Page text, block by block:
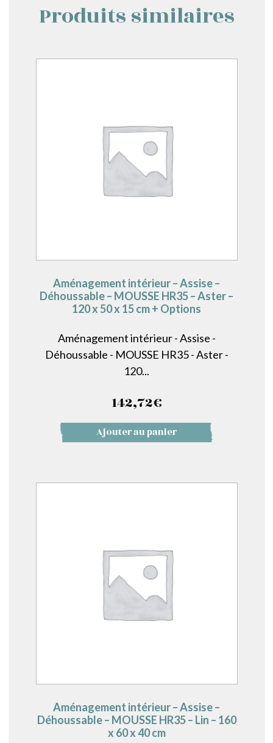
Produits similaires
Aménagement intérieur – Assise –
Déhoussable – MOUSSE HR35 – Aster –
120 x 50 x 15 cm + Options
Aménagement intérieur - Assise -
Déhoussable - MOUSSE HR35 - Aster -
120...
142,72€
Ajouter au panier
Aménagement intérieur – Assise –
Déhoussable – MOUSSE HR35 – Lin – 160
x 60 x 40 cm